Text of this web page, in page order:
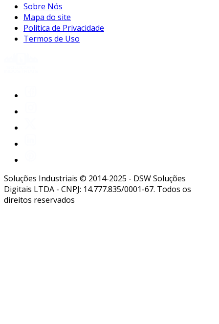
Sobre Nós
Mapa do site
Política de Privacidade
Termos de Uso
Soluções Industriais © 2014-2025 - DSW Soluções
Digitais LTDA - CNPJ: 14.777.835/0001-67. Todos os
direitos reservados